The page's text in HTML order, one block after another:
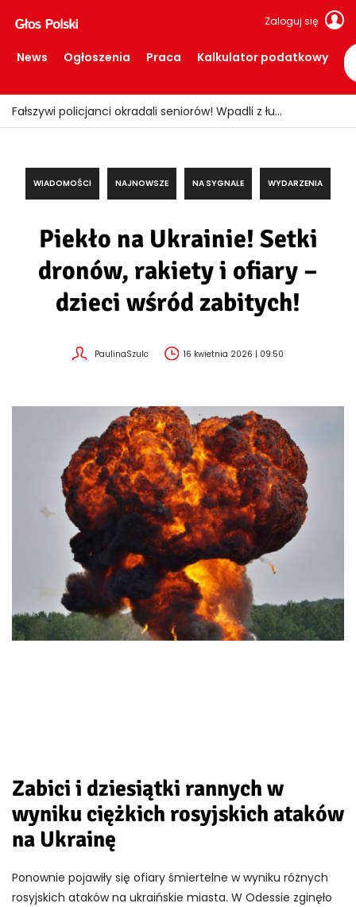
Zaloguj się
News Ogłoszenia Praca Kalkulator podatkowy
Fałszywi policjanci okradali seniorów! Wpadli z łupem i podrobionymi mundurami
WIADOMOŚCI NAJNOWSZE NA SYGNALE WYDARZENIA
Piekło na Ukrainie! Setki
dronów, rakiety i ofiary –
dzieci wśród zabitych!
PaulinaSzulc 16 kwietnia 2026 | 09:50
Zabici i dziesiątki rannych w
wyniku ciężkich rosyjskich ataków
na Ukrainę
Ponownie pojawiły się ofiary śmiertelne w wyniku różnych
rosyjskich ataków na ukraińskie miasta. W Odessie zginęło